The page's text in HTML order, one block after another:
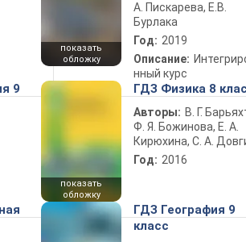
показать
обложку
А. Пискарева, Е.В.
Бурлака
Год: 2019
Описание:
нный курс
9
показать
обложку
ГДЗ Физика 8
Авторы: В. Г.
Ф. Я. Божинова, Е. А.
Кирюхина, С. А.
Год: 2016
ГДЗ География 9
класс